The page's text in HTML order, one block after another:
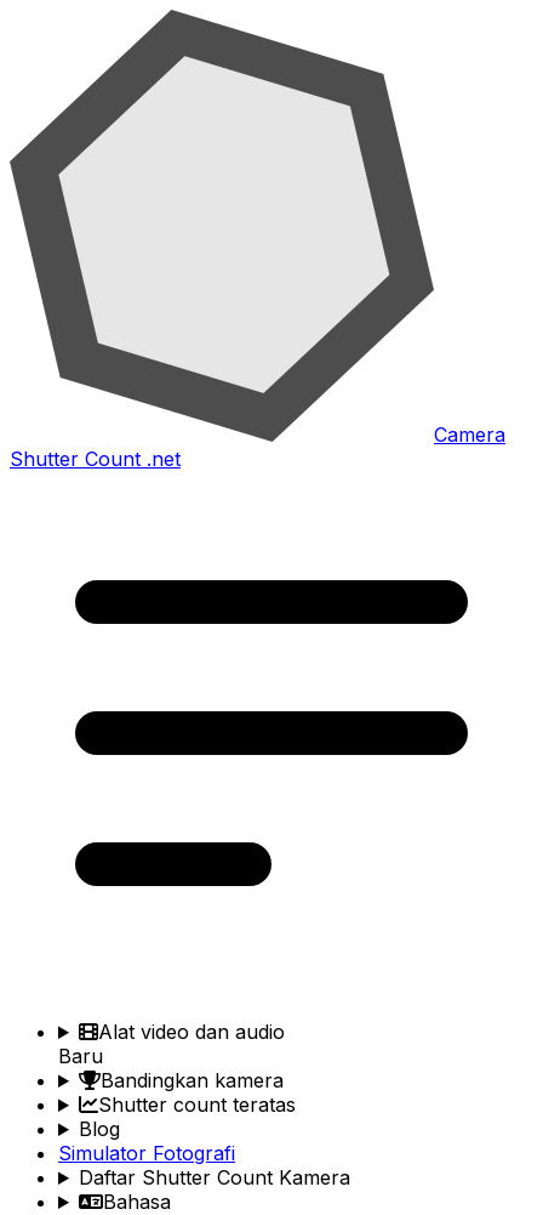
Camera
Shutter Count .net
Alat video dan audio
Baru
Bandingkan kamera
Shutter count teratas
Blog
Simulator Fotografi
Daftar Shutter Count Kamera
Bahasa